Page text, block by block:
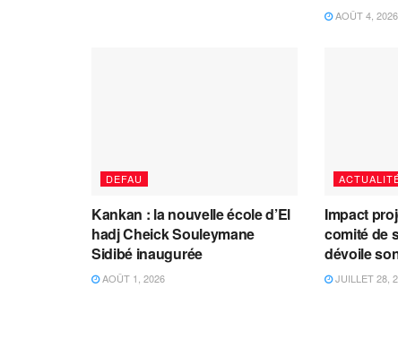
AOÛT 4, 2026
DEFAU
Kankan : la nouvelle école d’El
hadj Cheick Souleymane
Sidibé inaugurée
AOÛT 1, 2026
Impact
comité de
dévoile
JUILLET 28,